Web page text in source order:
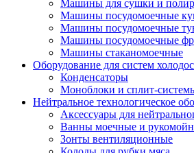
Машины для сушки и
Машины посудомоечные
Машины посудомоечные
Машины посудомоечные
Машины стаканомоечные
Оборудование для систем
Конденсаторы
Моноблоки и сплит-
Нейтральное технологическое
Аксессуары для
Ванны моечные и
Зонты вентиляционные